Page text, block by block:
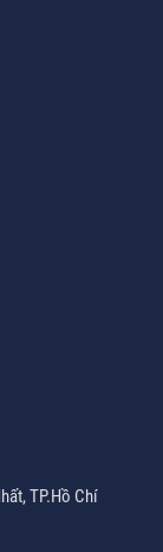
TP.Hồ Chí